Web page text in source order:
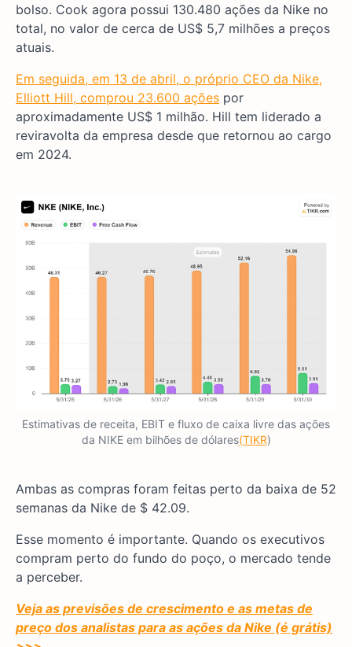
bolso. Cook agora possui 130.480 ações da Nike no
total, no valor de cerca de US$ 5,7 milhões a preços
atuais.
Em seguida, em 13 de abril, o próprio CEO da Nike,
Elliott Hill, comprou 23.600 ações por
aproximadamente US$ 1 milhão. Hill tem liderado a
reviravolta da empresa desde que retornou ao cargo
em 2024.
Estimativas de receita, EBIT e fluxo de caixa livre das ações
da NIKE em bilhões de dólares(TIKR)
Ambas as compras foram feitas perto da baixa de 52
semanas da Nike de $ 42.09.
Esse momento é importante. Quando os executivos
compram perto do fundo do poço, o mercado tende
a perceber.
Veja as previsões de crescimento e as metas de
preço dos analistas para as ações da Nike (é grátis)